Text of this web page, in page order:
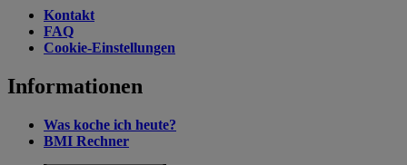
Kontakt
FAQ
Cookie-Einstellungen
Informationen
Was koche ich heute?
BMI Rechner